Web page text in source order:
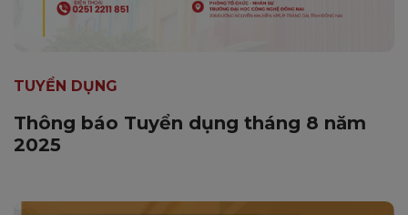
TUYỂN DỤNG
Thông báo Tuyển dụng tháng 8 năm
2025